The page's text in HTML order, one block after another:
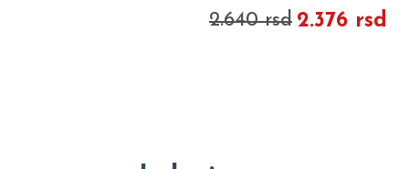
2.640 rsd 2.376 rsd